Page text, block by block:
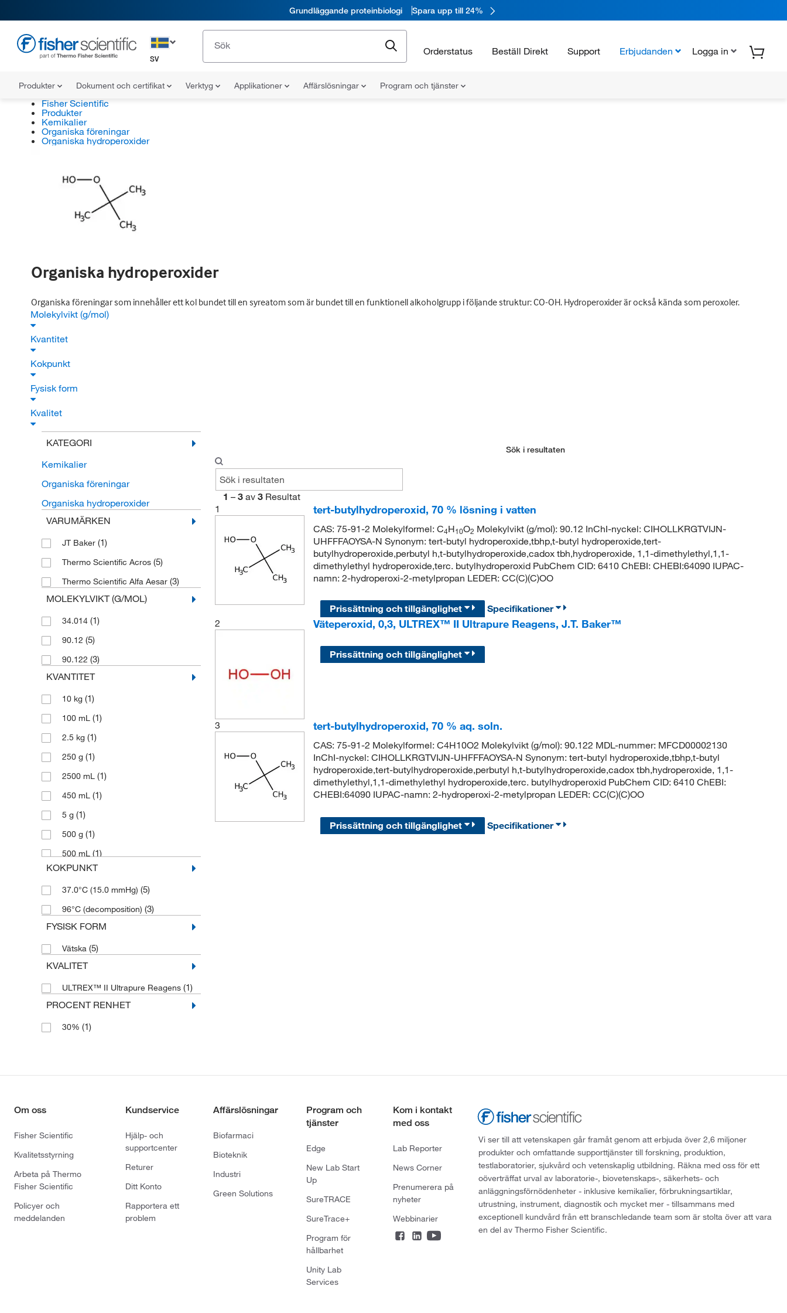
Grundläggande proteinbiologi Spara upp till 24%
SV
Orderstatus Beställ Direkt Support Erbjudanden Logga in
Produkter Dokument och certifikat Verktyg Applikationer Affärslösningar Program och tjänster
Fisher Scientific
Produkter
Kemikalier
Organiska föreningar
Organiska hydroperoxider
Organiska hydroperoxider
Organiska föreningar som innehåller ett kol bundet till en syreatom som är bundet till en funktionell alkoholgrupp i följande struktur: CO-OH. Hydroperoxider är också kända som peroxoler.
Molekylvikt (g/mol)
Kvantitet
Kokpunkt
Fysisk form
Kvalitet
KATEGORI
Kemikalier
Organiska föreningar
Organiska hydroperoxider
VARUMÄRKEN
JT Baker (1)
Thermo Scientific Acros (5)
Thermo Scientific Alfa Aesar (3)
MOLEKYLVIKT (G/MOL)
34.014 (1)
90.12 (5)
90.122 (3)
KVANTITET
10 kg (1)
100 mL (1)
2.5 kg (1)
250 g (1)
2500 mL (1)
450 mL (1)
5 g (1)
500 g (1)
500 mL (1)
KOKPUNKT
37.0°C (15.0 mmHg) (5)
96°C (decomposition) (3)
FYSISK FORM
Vätska (5)
KVALITET
ULTREX™ II Ultrapure Reagens (1)
PROCENT RENHET
30% (1)
Sök i resultaten
1 – 3 av 3 Resultat
1
tert-butylhydroperoxid, 70 % lösning i vatten
CAS: 75-91-2 Molekylformel: C4H10O2 Molekylvikt (g/mol): 90.12 InChI-nyckel: CIHOLLKRGTVIJN-
UHFFFAOYSA-N Synonym: tert-butyl hydroperoxide,tbhp,t-butyl hydroperoxide,tert-
butylhydroperoxide,perbutyl h,t-butylhydroperoxide,cadox tbh,hydroperoxide, 1,1-dimethylethyl,1,1-
dimethylethyl hydroperoxide,terc. butylhydroperoxid PubChem CID: 6410 ChEBI: CHEBI:64090 IUPAC-
namn: 2-hydroperoxi-2-metylpropan LEDER: CC(C)(C)OO
Prissättning och tillgänglighet
Specifikationer
2
Väteperoxid, 0,3, ULTREX™ II Ultrapure Reagens, J.T. Baker™
Prissättning och tillgänglighet
3 tert-butylhydroperoxid, 70 % aq. soln.
CAS: 75-91-2 Molekylformel: C4H10O2 Molekylvikt (g/mol): 90.122 MDL-nummer: MFCD00002130
InChI-nyckel: CIHOLLKRGTVIJN-UHFFFAOYSA-N Synonym: tert-butyl hydroperoxide,tbhp,t-butyl
hydroperoxide,tert-butylhydroperoxide,perbutyl h,t-butylhydroperoxide,cadox tbh,hydroperoxide, 1,1-
dimethylethyl,1,1-dimethylethyl hydroperoxide,terc. butylhydroperoxid PubChem CID: 6410 ChEBI:
CHEBI:64090 IUPAC-namn: 2-hydroperoxi-2-metylpropan LEDER: CC(C)(C)OO
Prissättning och tillgänglighet Specifikationer
Om oss
Fisher Scientific
Kvalitetsstyrning
Arbeta på Thermo
Fisher Scientific
Policyer och
meddelanden
Kundservice
Hjälp- och
supportcenter
Returer
Ditt Konto
Rapportera ett
problem
Affärslösningar
Biofarmaci
Bioteknik
Industri
Green Solutions
Program och
tjänster
Edge
New Lab Start
Up
SureTRACE
SureTrace+
Program för
hållbarhet
Unity Lab
Services
Kom i kontakt
med oss
Lab Reporter
News Corner
Prenumerera på
nyheter
Webbinarier
Vi ser till att vetenskapen går framåt genom att erbjuda över 2,6 miljoner
produkter och omfattande supporttjänster till forskning, produktion,
testlaboratorier, sjukvård och vetenskaplig utbildning. Räkna med oss för ett
oöverträffat urval av laboratorie-, biovetenskaps-, säkerhets- och
anläggningsförnödenheter - inklusive kemikalier, förbrukningsartiklar,
utrustning, instrument, diagnostik och mycket mer - tillsammans med
exceptionell kundvård från ett branschledande team som är stolta över att vara
en del av Thermo Fisher Scientific.